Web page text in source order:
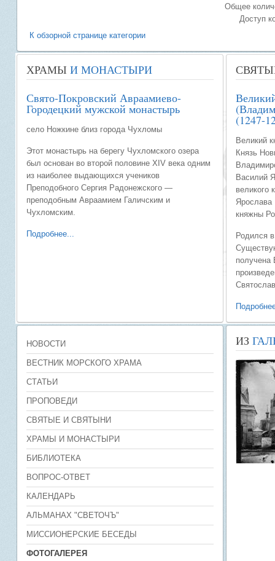
Общее
Доступ
К обзорной странице категории
ХРАМЫ И МОНАСТЫРИ
Свято-Покровский Авраамиево-
Городецкий мужской монастырь
село Ножкине близ города Чухломы
Этот монастырь на берегу Чухломского озера
был основан во второй половине XIV века одним
из наиболее выдающихся учеников
Преподобного Сергия Радонежского —
преподобным Авраамием Галичским и
Чухломским.
Подробнее...
(1247-
Великий
Князь
Василий
великого
Ярослава
княжны
Родился
получена
НОВОСТИ
ВЕСТНИК МОРСКОГО ХРАМА
СТАТЬИ
ПРОПОВЕДИ
СВЯТЫЕ И СВЯТЫНИ
ХРАМЫ И МОНАСТЫРИ
БИБЛИОТЕКА
ВОПРОС-ОТВЕТ
КАЛЕНДАРЬ
АЛЬМАНАХ "СВЕТОЧЪ"
МИССИОНЕРСКИЕ БЕСЕДЫ
ФОТОГАЛЕРЕЯ
ИЗ